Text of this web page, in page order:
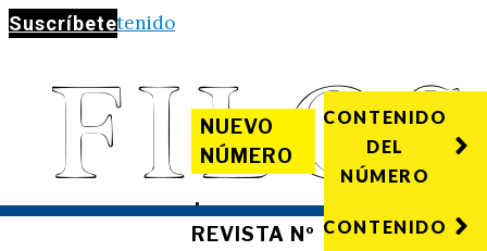
Suscríbete
Saltar al contenido
NUEVO
NÚMERO
·
REVISTA Nº
CONTENIDO
DEL
NÚMERO
CONTENIDO